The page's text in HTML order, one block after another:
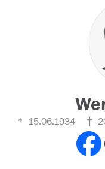
15.06.1934